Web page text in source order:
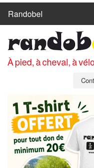
Randobel
CIRCUITS
CLUBS
MEMBRES
SE CONNECTER
INSCRIPTION GRATUITE
MOT DE PASSE OUBLIÉ
À pied, à cheval, à